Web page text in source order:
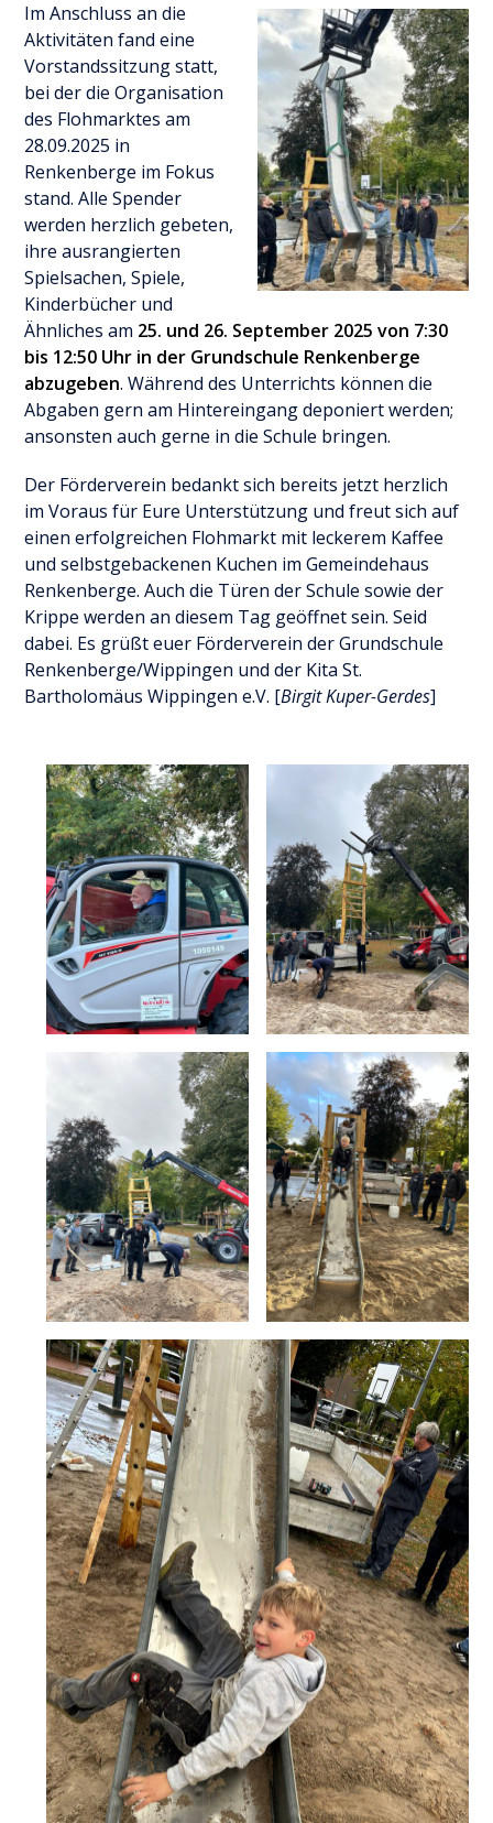
Im Anschluss an die
Aktivitäten fand eine
Vorstandssitzung statt,
bei der die Organisation
des Flohmarktes am
28.09.2025 in
Renkenberge im Fokus
stand. Alle Spender
werden herzlich gebeten,
ihre ausrangierten
Spielsachen, Spiele,
Kinderbücher und
Ähnliches am 25. und 26. September 2025 von 7:30
bis 12:50 Uhr in der Grundschule Renkenberge
abzugeben. Während des Unterrichts können die
Abgaben gern am Hintereingang deponiert werden;
ansonsten auch gerne in die Schule bringen.
Der Förderverein bedankt sich bereits jetzt herzlich
im Voraus für Eure Unterstützung und freut sich auf
einen erfolgreichen Flohmarkt mit leckerem Kaffee
und selbstgebackenen Kuchen im Gemeindehaus
Renkenberge. Auch die Türen der Schule sowie der
Krippe werden an diesem Tag geöffnet sein. Seid
dabei. Es grüßt euer Förderverein der Grundschule
Renkenberge/Wippingen und der Kita St.
Bartholomäus Wippingen e.V. [Birgit Kuper-Gerdes]